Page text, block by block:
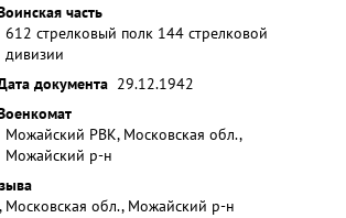
часть
612 стрелковый полк 144 стрелковой
дивизии
документа 29.12.1942
Можайский РВК, Московская обл.,
Можайский р-н
обл., Можайский р-н